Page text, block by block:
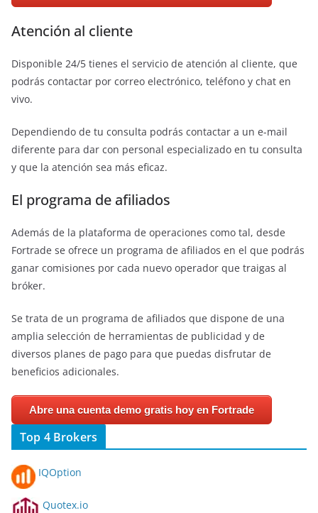
Atención al cliente
Disponible 24/5 tienes el servicio de atención al cliente, que
podrás contactar por correo electrónico, teléfono y chat en
vivo.
Dependiendo de tu consulta podrás contactar a un e-mail
diferente para dar con personal especializado en tu consulta
y que la atención sea más eficaz.
El programa de afiliados
Además de la plataforma de operaciones como tal, desde
Fortrade se ofrece un programa de afiliados en el que podrás
ganar comisiones por cada nuevo operador que traigas al
bróker.
Se trata de un programa de afiliados que dispone de una
amplia selección de herramientas de publicidad y de
diversos planes de pago para que puedas disfrutar de
beneficios adicionales.
Abre una cuenta demo gratis hoy en Fortrade
Top 4 Brokers
IQOption
Quotex.io